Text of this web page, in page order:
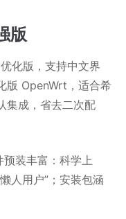
版
化版，支持中文界
版 OpenWrt，适合希
集成，省去二次配
装丰富：科学上
人用户”；安装包涵